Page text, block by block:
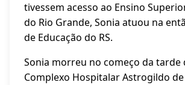
tivessem acesso ao Ensino
do Rio Grande, Sonia atuou na
de Educação do RS.
Sonia morreu no começo da tarde
Complexo Hospitalar Astrogildo de